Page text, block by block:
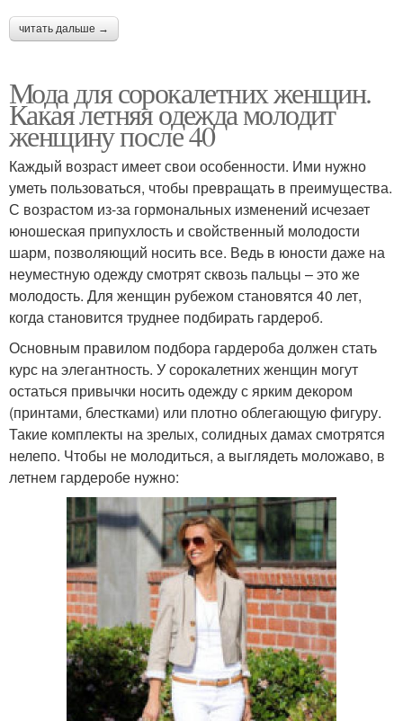
читать дальше →
Мода для сорокалетних женщин.
Какая летняя одежда молодит
женщину после 40
Каждый возраст имеет свои особенности. Ими нужно
уметь пользоваться, чтобы превращать в преимущества.
С возрастом из-за гормональных изменений исчезает
юношеская припухлость и свойственный молодости
шарм, позволяющий носить все. Ведь в юности даже на
неуместную одежду смотрят сквозь пальцы – это же
молодость. Для женщин рубежом становятся 40 лет,
когда становится труднее подбирать гардероб.
Основным правилом подбора гардероба должен стать
курс на элегантность. У сорокалетних женщин могут
остаться привычки носить одежду с ярким декором
(принтами, блестками) или плотно облегающую фигуру.
Такие комплекты на зрелых, солидных дамах смотрятся
нелепо. Чтобы не молодиться, а выглядеть моложаво, в
летнем гардеробе нужно: